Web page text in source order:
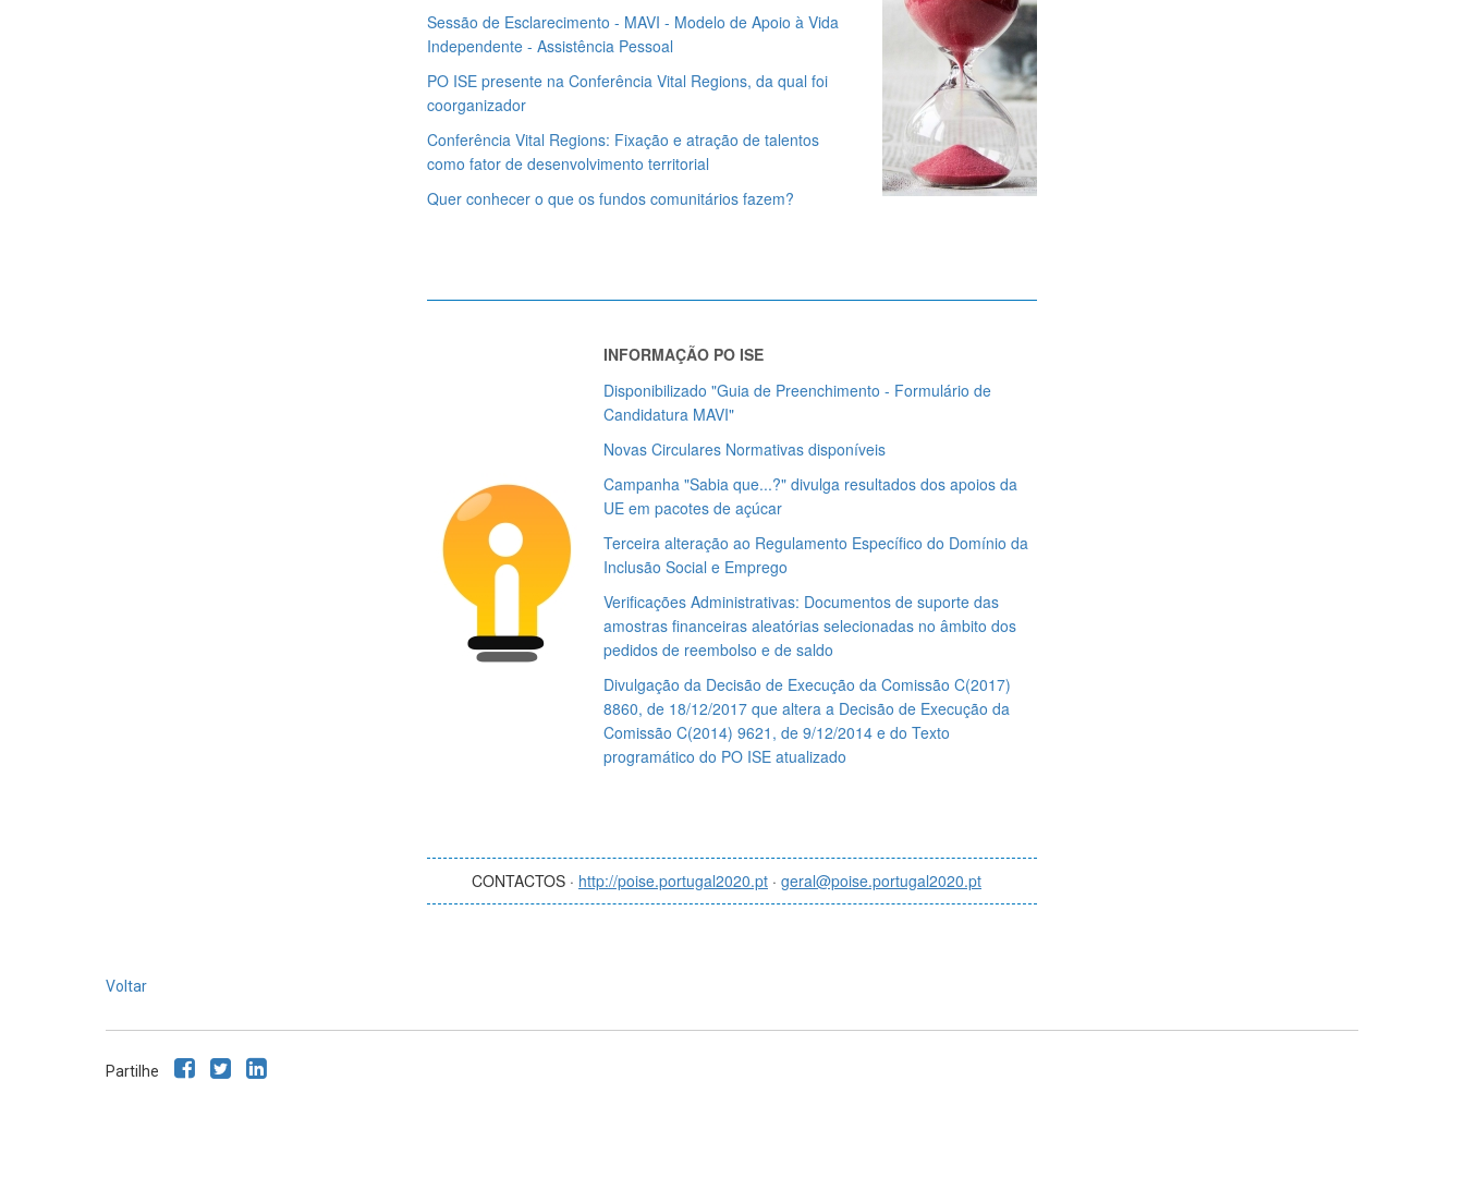
Sessão de Esclarecimento - MAVI - Modelo de Apoio à Vida
Independente - Assistência Pessoal
PO ISE presente na Conferência Vital Regions, da qual foi
coorganizador
Conferência Vital Regions: Fixação e atração de talentos
como fator de desenvolvimento territorial
Quer conhecer o que os fundos comunitários fazem?
INFORMAÇÃO PO ISE
Disponibilizado "Guia de Preenchimento - Formulário de
Candidatura MAVI"
Novas Circulares Normativas disponíveis
Campanha "Sabia que...?" divulga resultados dos apoios da
UE em pacotes de açúcar
Terceira alteração ao Regulamento Específico do Domínio da
Inclusão Social e Emprego
Verificações Administrativas: Documentos de suporte das
amostras financeiras aleatórias selecionadas no âmbito dos
pedidos de reembolso e de saldo
Divulgação da Decisão de Execução da Comissão C(2017)
8860, de 18/12/2017 que altera a Decisão de Execução da
Comissão C(2014) 9621, de 9/12/2014 e do Texto
programático do PO ISE atualizado
CONTACTOS · http://poise.portugal2020.pt · geral@poise.portugal2020.pt
Voltar
Partilhe